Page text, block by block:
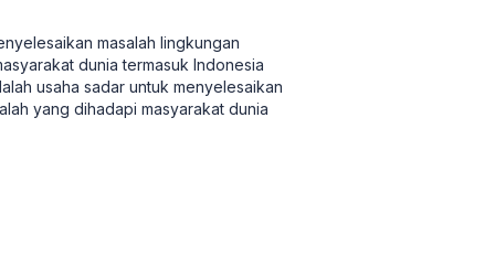
masalah lingkungan
dunia termasuk Indonesia
usaha sadar untuk menyelesaikan
yang dihadapi masyarakat dunia